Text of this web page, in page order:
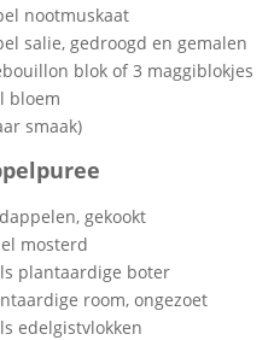
nootmuskaat
salie, gedroogd en gemalen
blok of 3 maggiblokjes
bloem
smaak)
gekookt
mosterd
plantaardige boter
room, ongezoet
edelgistvlokken